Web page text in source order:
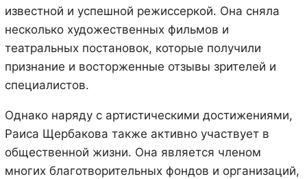
известной и успешной режиссеркой. Она сняла
несколько художественных фильмов и
театральных постановок, которые получили
признание и восторженные отзывы зрителей и
специалистов.
Однако наряду с артистическими достижениями,
Раиса Щербакова также активно участвует в
общественной жизни. Она является членом
многих благотворительных фондов и организаций,